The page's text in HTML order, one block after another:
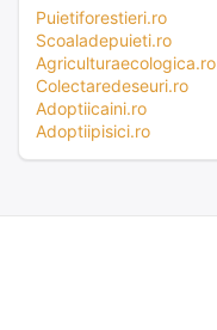
Puietiforestieri.ro
Scoaladepuieti.ro
Agriculturaecologica.ro
Colectaredeseuri.ro
Adoptiicaini.ro
Adoptiipisici.ro